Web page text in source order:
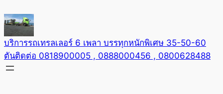
to
content
บริการรถเทรลเลอร์ 6 เพลา บรรทุกหนักพิเศษ 35-50-60
ตันติดต่อ 0818900005 , 0888000456 , 0800628488